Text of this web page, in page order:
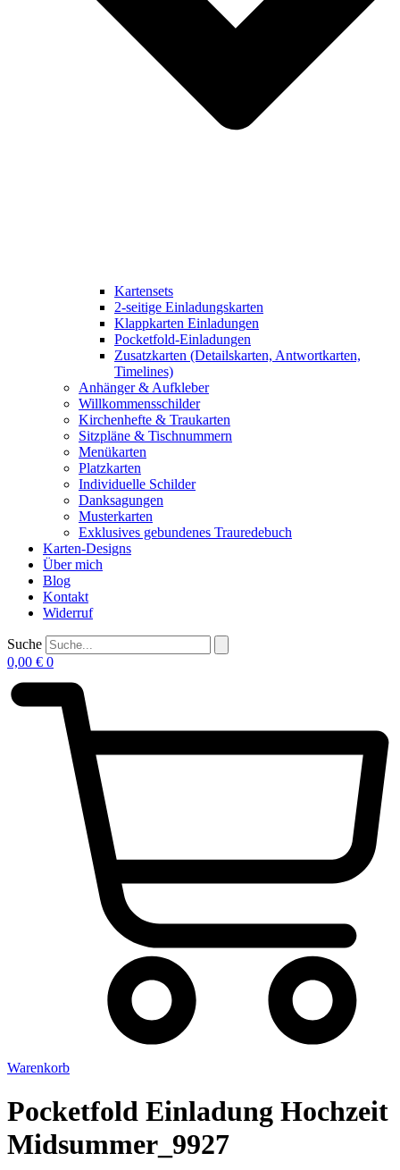
Kartensets
2-seitige Einladungskarten
Klappkarten Einladungen
Pocketfold-Einladungen
Zusatzkarten (Detailskarten, Antwortkarten,
Timelines)
Anhänger & Aufkleber
Willkommensschilder
Kirchenhefte & Traukarten
Sitzpläne & Tischnummern
Menükarten
Platzkarten
Individuelle Schilder
Danksagungen
Musterkarten
Exklusives gebundenes Trauredebuch
Karten-Designs
Über mich
Blog
Kontakt
Widerruf
Suche
0,00 € 0
Warenkorb
Pocketfold Einladung Hochzeit
Midsummer_9927